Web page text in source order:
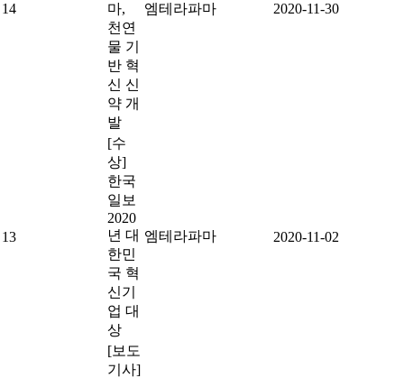
14
마,
천연
물 기
반 혁
신 신
약 개
발
엠테라파마 2020-11-30
13
[수
상]
한국
일보
2020
년 대
한민
국 혁
신기
업 대
상
엠테라파마 2020-11-02
[보도
기사]